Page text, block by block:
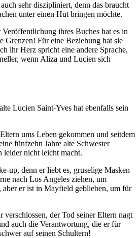
sehr diszipliniert, denn das braucht
unter einen Hut bringen möchte.
ihres Buches hat es in
Grenzen! Für eine Beziehung hat sie
ihr Herz spricht eine andere Sprache,
wenn Aliza und Lucien sich
Lucien Saint-Yves hat ebenfalls sein
ums Leben gekommen und seitdem
fünfzehn Jahre alte Schwester
leider nicht leicht macht.
up, denn er liebt es, gruselige Masken
nach Los Angeles ziehen, um
er ist in Mayfield geblieben, um für
verschlossen, der Tod seiner Eltern nagt
auch die Verantwortung, die er für
auf seinen Schultern!